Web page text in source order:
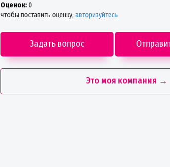
Oценок:0
чтобы поставить оценку, авторизуйтесь
Задать вопрос
Это моя компания →